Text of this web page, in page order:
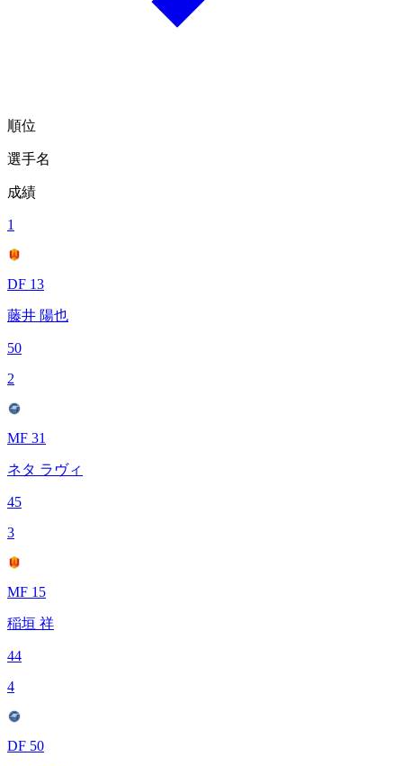
順位
選手名
成績
1
DF 13
藤井 陽也
50
2
MF 31
ネタ ラヴィ
45
3
MF 15
稲垣 祥
44
4
DF 50